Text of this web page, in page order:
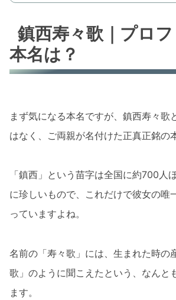
鎮西寿々歌｜プロフ
本名は？
まず気になる本名ですが、鎮西寿々歌
はなく、ご両親が名付けた正真正銘の
「鎮西」という苗字は全国に約700人
に珍しいもので、これだけで彼女の唯
っていますよね。
名前の「寿々歌」には、生まれた時の
歌」のように聞こえたという、なんと
ます。